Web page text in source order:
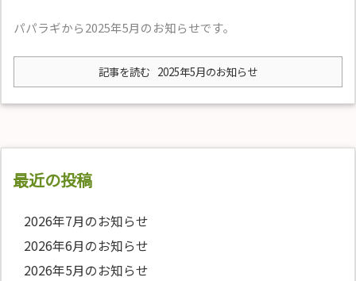
パパラギから2025年5月のお知らせです。
記事を読む 2025年5月のお知らせ
最近の投稿
2026年7月のお知らせ
2026年6月のお知らせ
2026年5月のお知らせ